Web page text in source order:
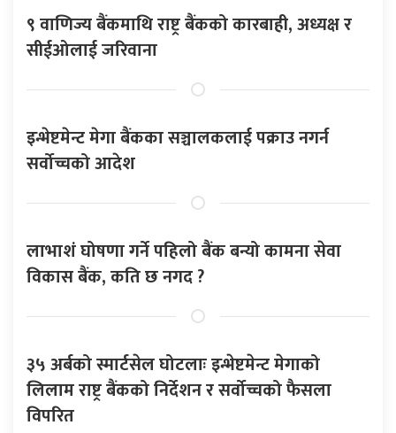
९ वाणिज्य बैंकमाथि राष्ट्र बैंकको कारबाही, अध्यक्ष र
सीईओलाई जरिवाना
इन्भेष्टमेन्ट मेगा बैंकका सञ्चालकलाई पक्राउ नगर्न
सर्वोच्चको आदेश
लाभाशं घोषणा गर्ने पहिलो बैंक बन्यो कामना सेवा
विकास बैंक, कति छ नगद ?
३५ अर्बको स्मार्टसेल घोटलाः इन्भेष्टमेन्ट मेगाको
लिलाम राष्ट्र बैंकको निर्देशन र सर्वोच्चको फैसला
विपरित